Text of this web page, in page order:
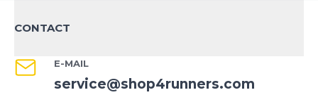
CONTACT
E-MAIL
service@shop4runners.com